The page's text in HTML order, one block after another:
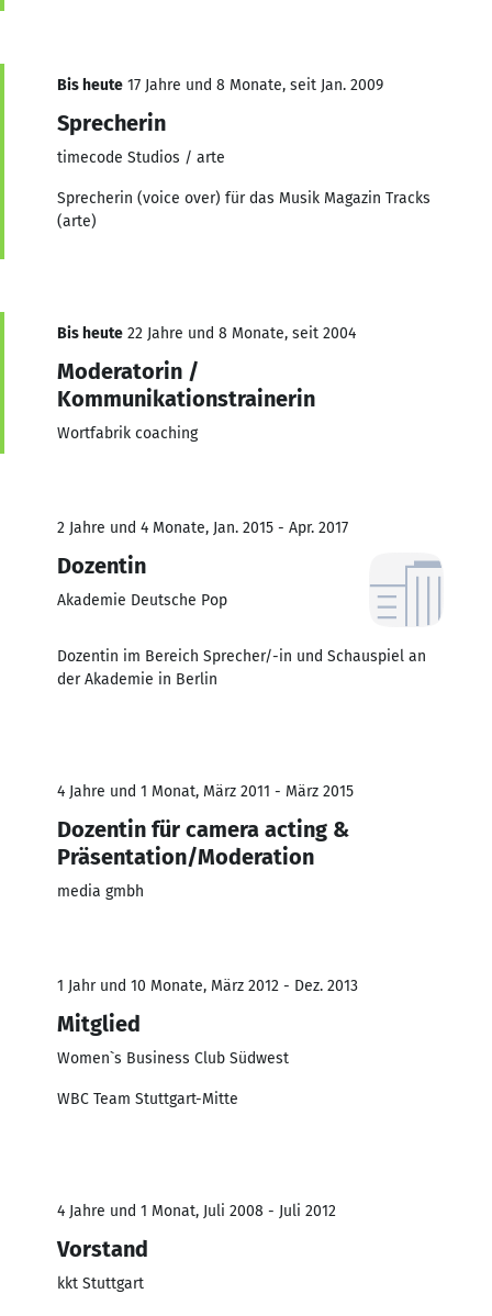
Bis heute 17 Jahre und 8 Monate, seit Jan. 2009
Sprecherin
timecode Studios / arte
Sprecherin (voice over) für das Musik Magazin Tracks
(arte)
Bis heute 22 Jahre und 8 Monate, seit 2004
Moderatorin /
Kommunikationstrainerin
Wortfabrik coaching
2 Jahre und 4 Monate, Jan. 2015 - Apr. 2017
Dozentin
Akademie Deutsche Pop
Dozentin im Bereich Sprecher/-in und Schauspiel an
der Akademie in Berlin
4 Jahre und 1 Monat, März 2011 - März 2015
Dozentin für camera acting &
Präsentation/Moderation
media gmbh
1 Jahr und 10 Monate, März 2012 - Dez. 2013
Mitglied
Women`s Business Club Südwest
WBC Team Stuttgart-Mitte
4 Jahre und 1 Monat, Juli 2008 - Juli 2012
Vorstand
kkt Stuttgart